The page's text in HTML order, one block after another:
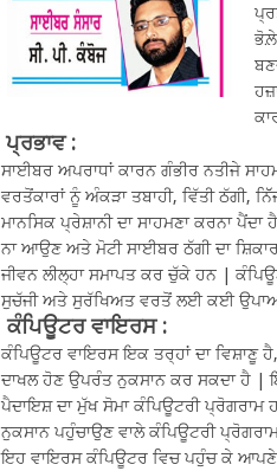
ਪ੍ਰਭਾਵ :
ਸਾਈਬਰ ਅਪਰਾਧਾਂ ਕਾਰਨ ਗੰਭੀਰ ਨਤੀਜੇ
ਵਰਤੋਂਕਾਰਾਂ ਨੂੰ ਅੰਕੜਾ ਤਬਾਹੀ, ਵਿੱਤੀ ਠੱਗੀ,
ਮਾਨਸਿਕ ਪ੍ਰੇਸ਼ਾਨੀ ਦਾ ਸਾਹਮਣਾ ਕਰਨਾ
ਨਾ ਆਉਣ ਅਤੇ ਮੋਟੀ ਸਾਈਬਰ ਠੱਗੀ ਦਾ
ਜੀਵਨ ਲੀਲ੍ਹਾ ਸਮਾਪਤ ਕਰ ਚੁੱਕੇ ਹਨ |
ਸੁਚੱਜੀ ਅਤੇ ਸੁਰੱਖਿਅਤ ਵਰਤੋਂ ਲਈ ਕਈ ਉਪਾਅ
ਕੰਪਿਊਟਰ ਵਾਇਰਸ :
ਕੰਪਿਊਟਰ ਵਾਇਰਸ ਇਕ ਤਰ੍ਹਾਂ ਦਾ ਵਿਸ਼ਾਣੂ
ਦਾਖਲ ਹੋਣ ਉਪਰੰਤ ਨੁਕਸਾਨ ਕਰ ਸਕਦਾ ਹੈ |
ਪੈਦਾਇਸ਼ ਦਾ ਮੁੱਖ ਸੋਮਾ ਕੰਪਿਊਟਰੀ ਪ੍ਰੋਗਰਾਮ
ਨੁਕਸਾਨ ਪਹੁੰਚਾਉਣ ਵਾਲੇ ਕੰਪਿਊਟਰੀ
ਇਹ ਵਾਇਰਸ ਕੰਪਿਊਟਰ ਵਿਚ ਪਹੁੰਚ ਕੇ